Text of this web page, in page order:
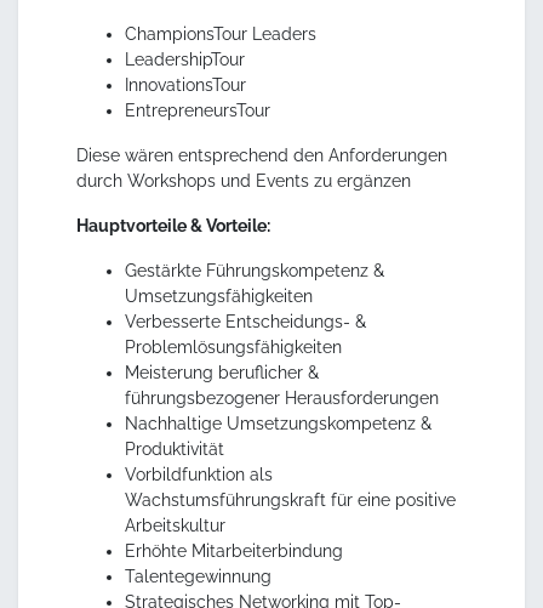
ChampionsTour Leaders
LeadershipTour
InnovationsTour
EntrepreneursTour
Diese wären entsprechend den Anforderungen
durch Workshops und Events zu ergänzen
Hauptvorteile & Vorteile:
Gestärkte Führungskompetenz &
Umsetzungsfähigkeiten
Verbesserte Entscheidungs- &
Problemlösungsfähigkeiten
Meisterung beruflicher &
führungsbezogener Herausforderungen
Nachhaltige Umsetzungskompetenz &
Produktivität
Vorbildfunktion als
Wachstumsführungskraft für eine positive
Arbeitskultur
Erhöhte Mitarbeiterbindung
Talentegewinnung
Strategisches Networking mit Top-